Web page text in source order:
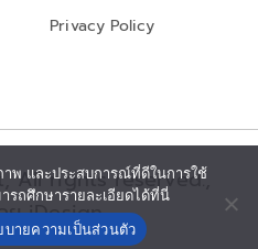
Privacy Policy
All rights reserved.,
ดย iDesign
พ และประสบการณ์ที่ดีในการใช้
ถศึกษารายละเอียดได้ที่นี่
บายความเป็นส่วนตัว